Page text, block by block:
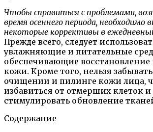
Чтобы справиться с проблемами,
время осеннего периода, необходимо
некоторые коррективы в
Прежде всего, следует
увлажняющие и питательные
обеспечивающие восстановление
кожи. Кроме того, нельзя
очищении и пилинге кожи лица,
избавиться от отмерших клеток и
стимулировать обновление
Содержание